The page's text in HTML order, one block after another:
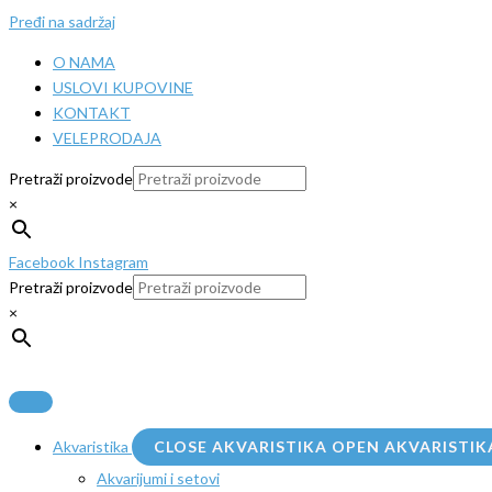
Pređi na sadržaj
O NAMA
USLOVI KUPOVINE
KONTAKT
VELEPRODAJA
Pretraži proizvode
×
Facebook Instagram
Pretraži proizvode
×
Akvaristika CLOSE AKVARISTIKA OPEN
Akvarijumi i setovi